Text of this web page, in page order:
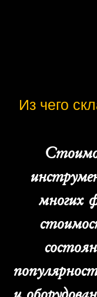
Из чего
многих